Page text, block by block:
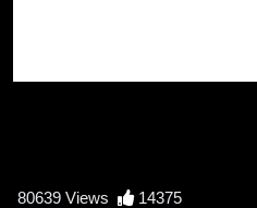
80639 Views 14375